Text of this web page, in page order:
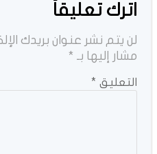
اترك تعليقاً
لن يتم نشر عنوان بريدك
مشار إليها بـ *
التعليق *